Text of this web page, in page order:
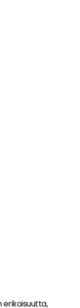
erikoisuutta,